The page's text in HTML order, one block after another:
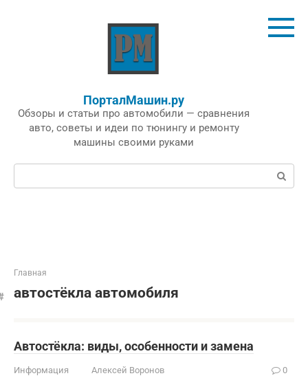
ПорталМашин.ру
Обзоры и статьи про автомобили — сравнения
авто, советы и идеи по тюнингу и ремонту
машины своими руками
Поиск:
Главная
автостёкла автомобиля
Автостёкла: виды, особенности и замена
Информация Алексей Воронов 0